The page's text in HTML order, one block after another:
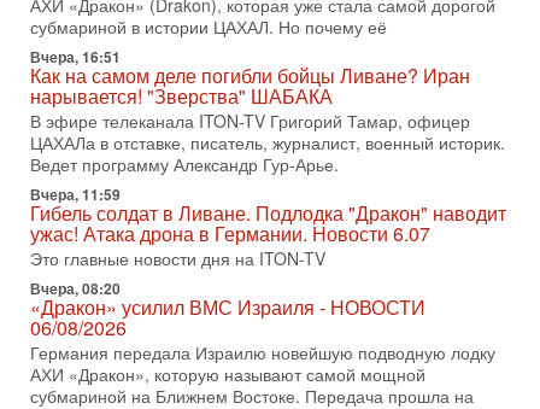
Тайны закрытых дверей: о чём на самом деле
молчат Трамп и Нетаньяху?
Недавний визит премьер-министра Израиля Биньямина
Нетаньяху в США и его встреча с Дональдом Трампом
оставили больше вопросов, чем ответов. Полная
31-07-2026, 15:18
Иран готовит покушение на Нетаниягу! Трамп не
хочет эскалации, но КСИР готовит взрыв!
В эфире телеканала ITON-TV СЕРГЕЙ МИГДАЛЬ, эксперт
по вопросам безопасности, офицер запаса
Международного управления полиции Израиля, автор
31-07-2026, 09:02
Битва за разоружение ХАМАСа - НОВОСТИ
31/07/2026
Сегодня президент США Дональд Трамп заявил о
достижении исторического соглашения о полном
разоружении ХАМАСа и других вооруженных группировок в
АХИ «Дракон» (Drakon), которая уже стала самой дорогой
субмариной в истории ЦАХАЛ. Но почему её
Вчера, 16:51
Как на самом деле погибли бойцы Ливане? Иран
нарывается! "Зверства" ШАБАКА
В эфире телеканала ITON-TV Григорий Тамар, офицер
ЦАХАЛа в отставке, писатель, журналист, военный историк.
Ведет программу Александр Гур-Арье.
Вчера, 11:59
Гибель солдат в Ливане. Подлодка "Дракон" наводит
ужас! Атака дрона в Германии. Новости 6.07
Это главные новости дня на ITON-TV
Вчера, 08:20
«Дракон» усилил ВМС Израиля - НОВОСТИ
06/08/2026
Германия передала Израилю новейшую подводную лодку
АХИ «Дракон», которую называют самой мощной
субмариной на Ближнем Востоке. Передача прошла на